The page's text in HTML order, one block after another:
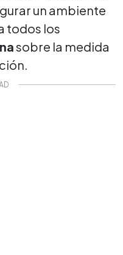
un ambiente
todos los
sobre la medida